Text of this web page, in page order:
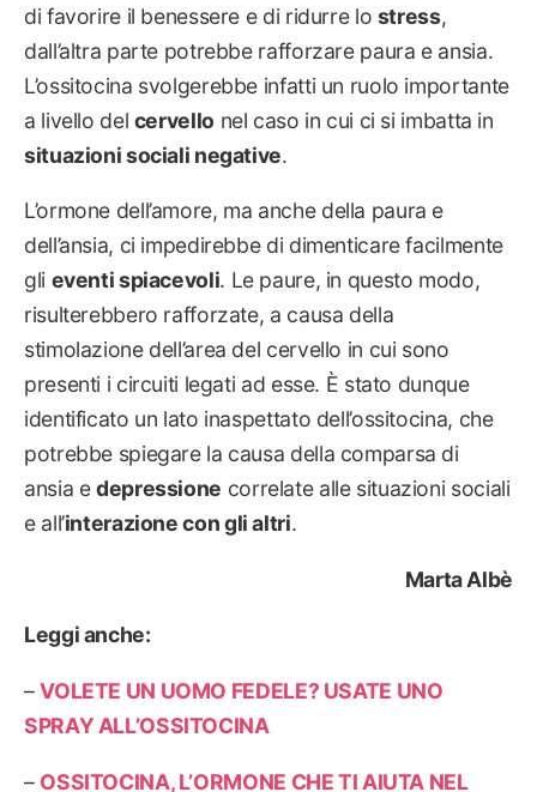
di favorire il benessere e di ridurre lo stress,
dall’altra parte potrebbe rafforzare paura e ansia.
L’ossitocina svolgerebbe infatti un ruolo importante
a livello del cervello nel caso in cui ci si imbatta in
situazioni sociali negative.
L’ormone dell’amore, ma anche della paura e
dell’ansia, ci impedirebbe di dimenticare facilmente
gli eventi spiacevoli. Le paure, in questo modo,
risulterebbero rafforzate, a causa della
stimolazione dell’area del cervello in cui sono
presenti i circuiti legati ad esse. È stato dunque
identificato un lato inaspettato dell’ossitocina, che
potrebbe spiegare la causa della comparsa di
ansia edepressione correlate alle situazioni sociali
e all’interazione con gli altri.
Marta Albè
Leggi anche:
–VOLETE UN UOMO FEDELE? USATE UNO
SPRAY ALL’OSSITOCINA
– OSSITOCINA, L’ORMONE CHE TI AIUTA NEL